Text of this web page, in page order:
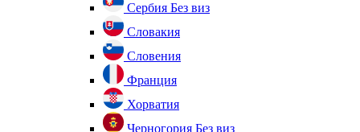
Сербия Без виз
Словакия
Словения
Франция
Хорватия
Черногория Без виз